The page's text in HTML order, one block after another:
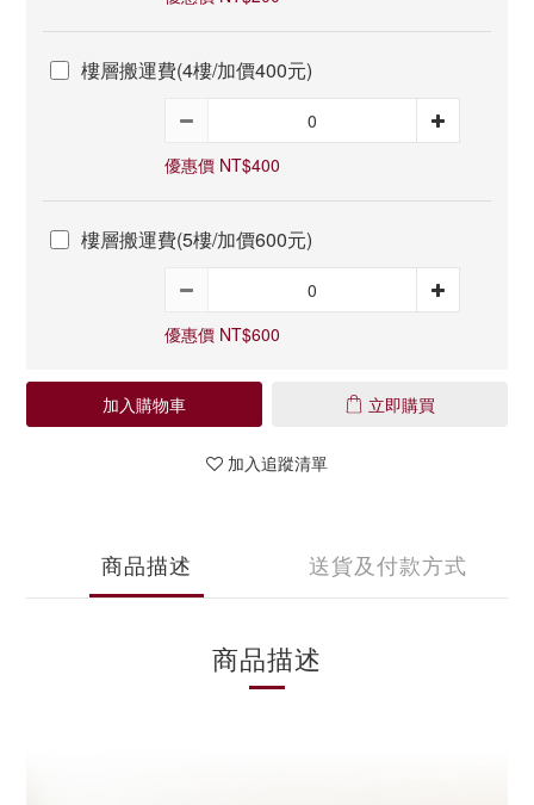
樓層搬運費(4樓/加價400元)
優惠價 NT$400
樓層搬運費(5樓/加價600元)
優惠價 NT$600
加入購物車 立即購買
加入追蹤清單
商品描述 送貨及付款方式
商品描述